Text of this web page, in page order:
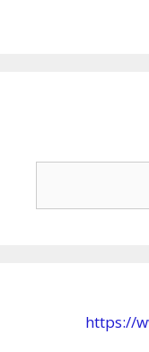
https://